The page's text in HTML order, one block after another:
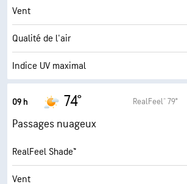
AccuLumen Brightness Index™
Couverture nuageuse
Visibilité
Vent
Qualité de l'air
Indice UV maximal
Humidité
Point de rosée
AccuLumen Brightness Index™
09 h 74° RealFeel® 79°
Passages nuageux
RealFeel Shade™
Vent